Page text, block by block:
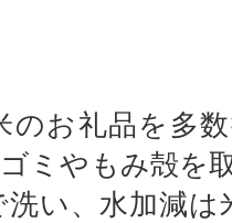
のお礼品を多
ミやもみ殻を
い、水加減は